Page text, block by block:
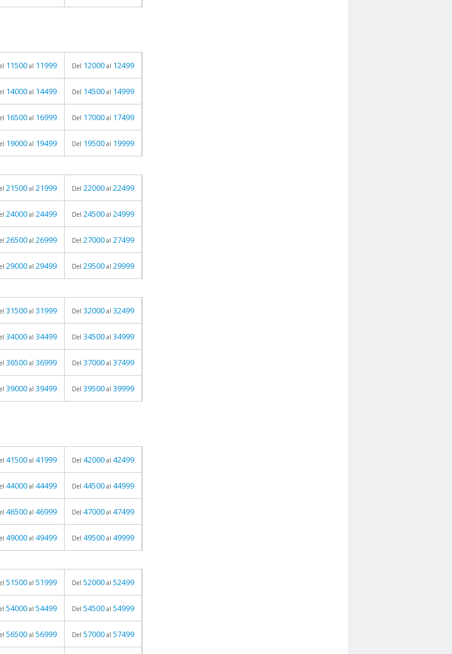
11500 al 11999 Del 12000 al 12499
14000 al 14499 Del 14500 al 14999
16500 al 16999 Del 17000 al 17499
19000 al 19499 Del 19500 al 19999
21500 al 21999 Del 22000 al 22499
24000 al 24499 Del 24500 al 24999
26500 al 26999 Del 27000 al 27499
29000 al 29499 Del 29500 al 29999
31500 al 31999 Del 32000 al 32499
34000 al 34499 Del 34500 al 34999
36500 al 36999 Del 37000 al 37499
39000 al 39499 Del 39500 al 39999
41500 al 41999 Del 42000 al 42499
44000 al 44499 Del 44500 al 44999
46500 al 46999 Del 47000 al 47499
49000 al 49499 Del 49500 al 49999
51500 al 51999 Del 52000 al 52499
54000 al 54499 Del 54500 al 54999
56500 al 56999 Del 57000 al 57499